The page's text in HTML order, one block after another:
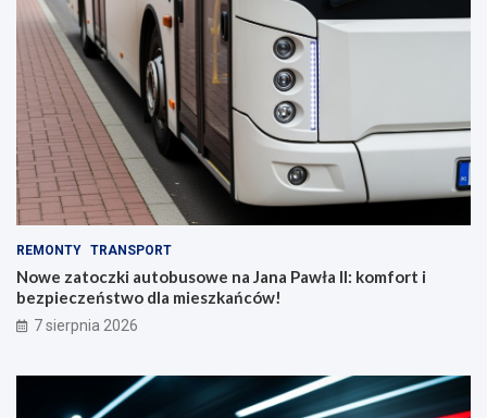
REMONTY TRANSPORT
Nowe zatoczki autobusowe na Jana Pawła II: komfort i
bezpieczeństwo dla mieszkańców!
7 sierpnia 2026